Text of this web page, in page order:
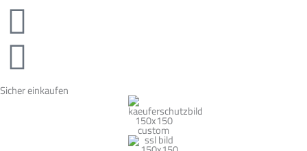
Sicher einkaufen